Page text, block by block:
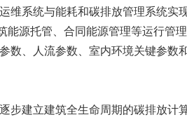
系统与能耗和碳排放管理系统
源托管、合同能源管理等运行管
数、人流参数、室内环境关键参
建立建筑全生命周期的碳排放